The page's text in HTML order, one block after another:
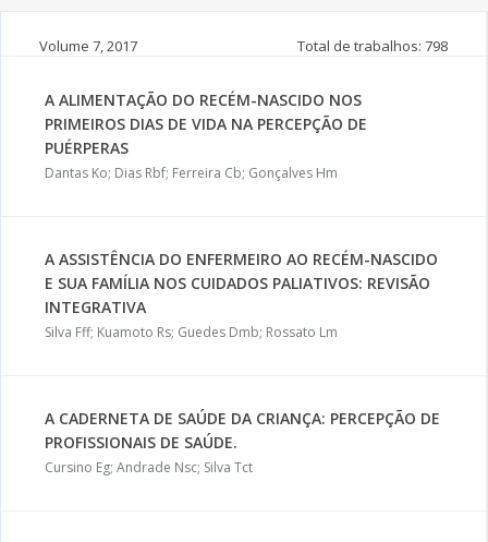
Volume 7,2017 Total de trabalhos: 798
A ALIMENTAÇÃO DO RECÉM-NASCIDO NOS
PRIMEIROS DIAS DE VIDA NA PERCEPÇÃO DE
PUÉRPERAS
Dantas Ko; Dias Rbf; Ferreira Cb; Gonçalves Hm
A ASSISTÊNCIA DO ENFERMEIRO AO RECÉM-NASCIDO
E SUA FAMÍLIA NOS CUIDADOS PALIATIVOS: REVISÃO
INTEGRATIVA
Silva Fff; Kuamoto Rs; Guedes Dmb; Rossato Lm
A CADERNETA DE SAÚDE DA CRIANÇA: PERCEPÇÃO DE
PROFISSIONAIS DE SAÚDE.
Cursino Eg; Andrade Nsc; Silva Tct